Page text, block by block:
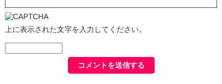
上に表示された文字を入力してください。